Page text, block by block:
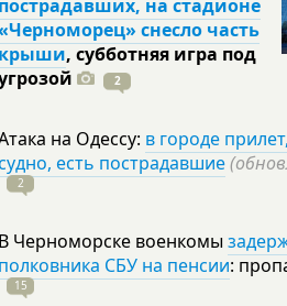
пострадавших, на стадионе
снесло часть
крыши, субботняя игра под
2
на Одессу: в городе
есть пострадавшие
2
В Черноморске военкомы
полковника СБУ на пенсии:
15